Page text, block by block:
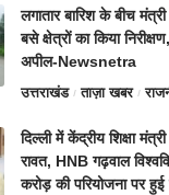
लगातार बारिश के बीच
बसे क्षेत्रों का किया
अपील-Newsnetra
उत्तराखंड ताज़ा खबर
दिल्ली में केंद्रीय शिक्षा
रावत, HNB गढ़वाल
करोड़ की परियोजना पर